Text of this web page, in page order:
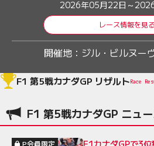
2026年05月22日～
レース情報を見る
開催地： ジル・ビルヌー
F1 第5戦カナダGP リザルトRace
F1 第5戦カナダGP ニュ
P会員限定
F1カナダGPで3